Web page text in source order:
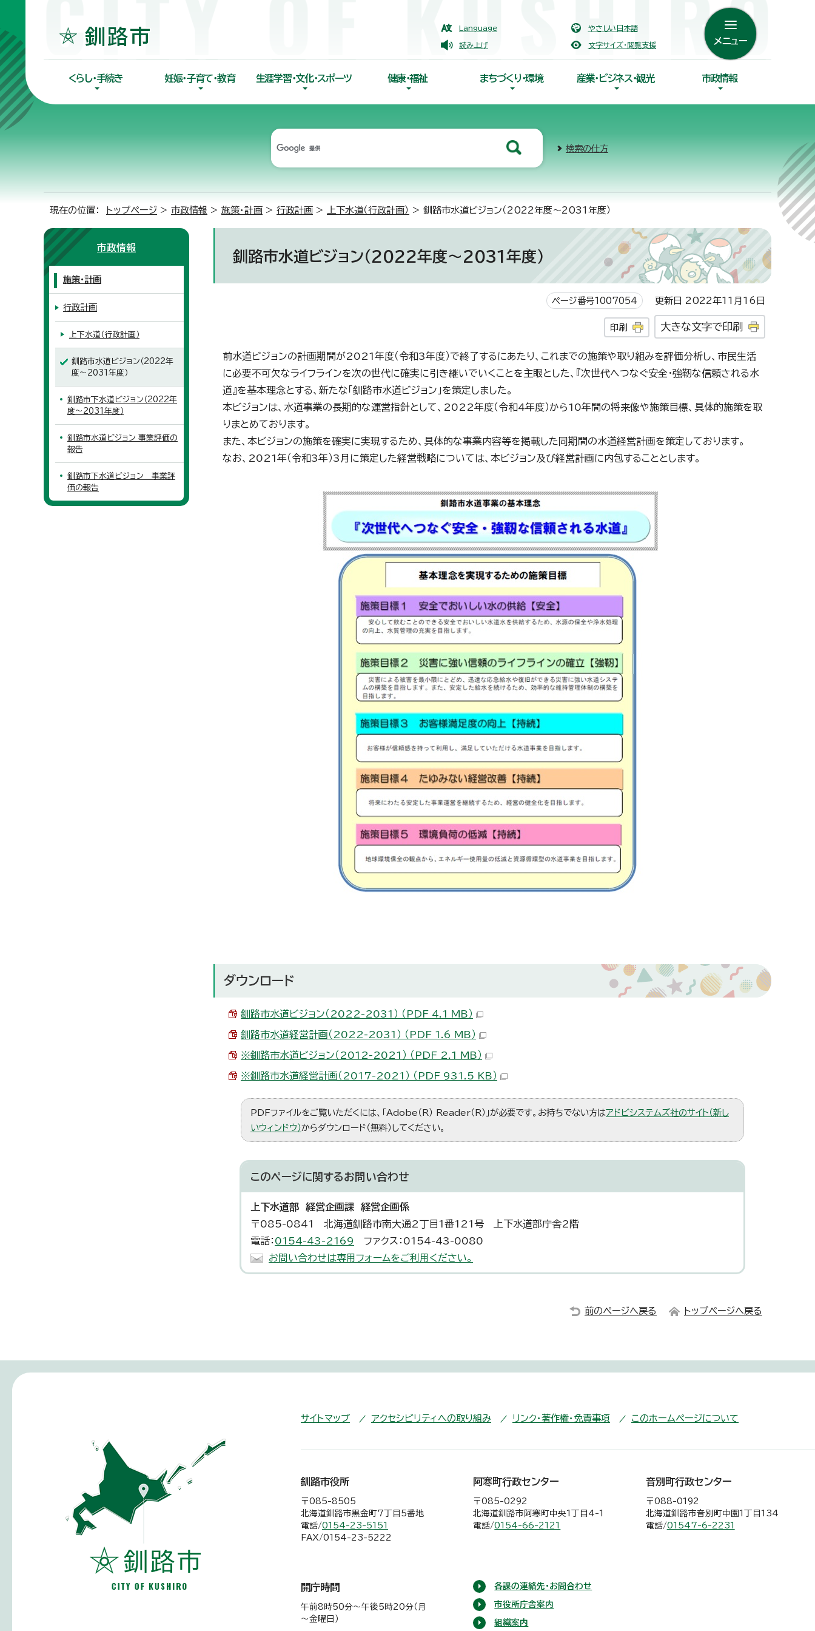
Language やさしい日本語
読み上げ 文字サイズ・閲覧支援 メニュー
くらし・手続き 妊娠・子育て・教育 生涯学習・文化・スポーツ 健康・福祉 まちづくり・環境 産業・ビジネス・観光 市政情報
検索の仕方
現在の位置： トップページ > 市政情報 > 施策・計画 > 行政計画 > 上下水道（行政計画） > 釧路市水道ビジョン（2022年度～2031年度）
釧路市水道ビジョン（2022年度～2031年度）
ページ番号1007054 更新日 2022年11月16日
印刷 大きな文字で印刷
前水道ビジョンの計画期間が2021年度（令和3年度）で終了するにあたり、これまでの施策や取り組みを評価分析し、市民生活
に必要不可欠なライフラインを次の世代に確実に引き継いでいくことを主眼とした、『次世代へつなぐ安全・強靭な信頼される水
道』を基本理念とする、新たな「釧路市水道ビジョン」を策定しました。
本ビジョンは、水道事業の長期的な運営指針として、2022年度（令和4年度）から10年間の将来像や施策目標、具体的施策を取
りまとめております。
また、本ビジョンの施策を確実に実現するため、具体的な事業内容等を掲載した同期間の水道経営計画を策定しております。
なお、2021年（令和3年）3月に策定した経営戦略については、本ビジョン及び経営計画に内包することとします。
ダウンロード
釧路市水道ビジョン（2022-2031） （PDF 4.1 MB）
釧路市水道経営計画（2022-2031） （PDF 1.6 MB）
※釧路市水道ビジョン（2012-2021） （PDF 2.1 MB）
※釧路市水道経営計画（2017-2021） （PDF 931.5 KB）
PDFファイルをご覧いただくには、「Adobe（R） Reader（R）」が必要です。お持ちでない方はアドビシステムズ社のサイト（新し
いウィンドウ）からダウンロード（無料）してください。
このページに関するお問い合わせ
上下水道部 経営企画課 経営企画係
〒085-0841 北海道釧路市南大通2丁目1番121号 上下水道部庁舎2階
電話： 0154-43-2169
ファクス：0154-43-0080
お問い合わせは専用フォームをご利用ください。
市政情報
施策・計画
行政計画
上下水道（行政計画）
釧路市水道ビジョン（2022年
度～2031年度）
釧路市下水道ビジョン（2022年
度～2031年度）
釧路市水道ビジョン 事業評価の
報告
釧路市下水道ビジョン 事業評
価の報告
前のページへ戻る トップページへ戻る
サイトマップ アクセシビリティへの取り組み リンク・著作権・免責事項 このホームページについて
釧路市役所
〒085-8505
北海道釧路市黒金町7丁目5番地
電話/0154-23-5151
FAX/0154-23-5222
阿寒町行政センター
〒085-0292
北海道釧路市阿寒町中央1丁目4-1
電話/0154-66-2121
音別町行政センター
〒088-0192
北海道釧路市音別町中園1丁目134
電話/01547-6-2231
開庁時間
午前8時50分～午後5時20分（月
～金曜日）
各課の連絡先・お問合わせ
市役所庁舎案内
組織案内